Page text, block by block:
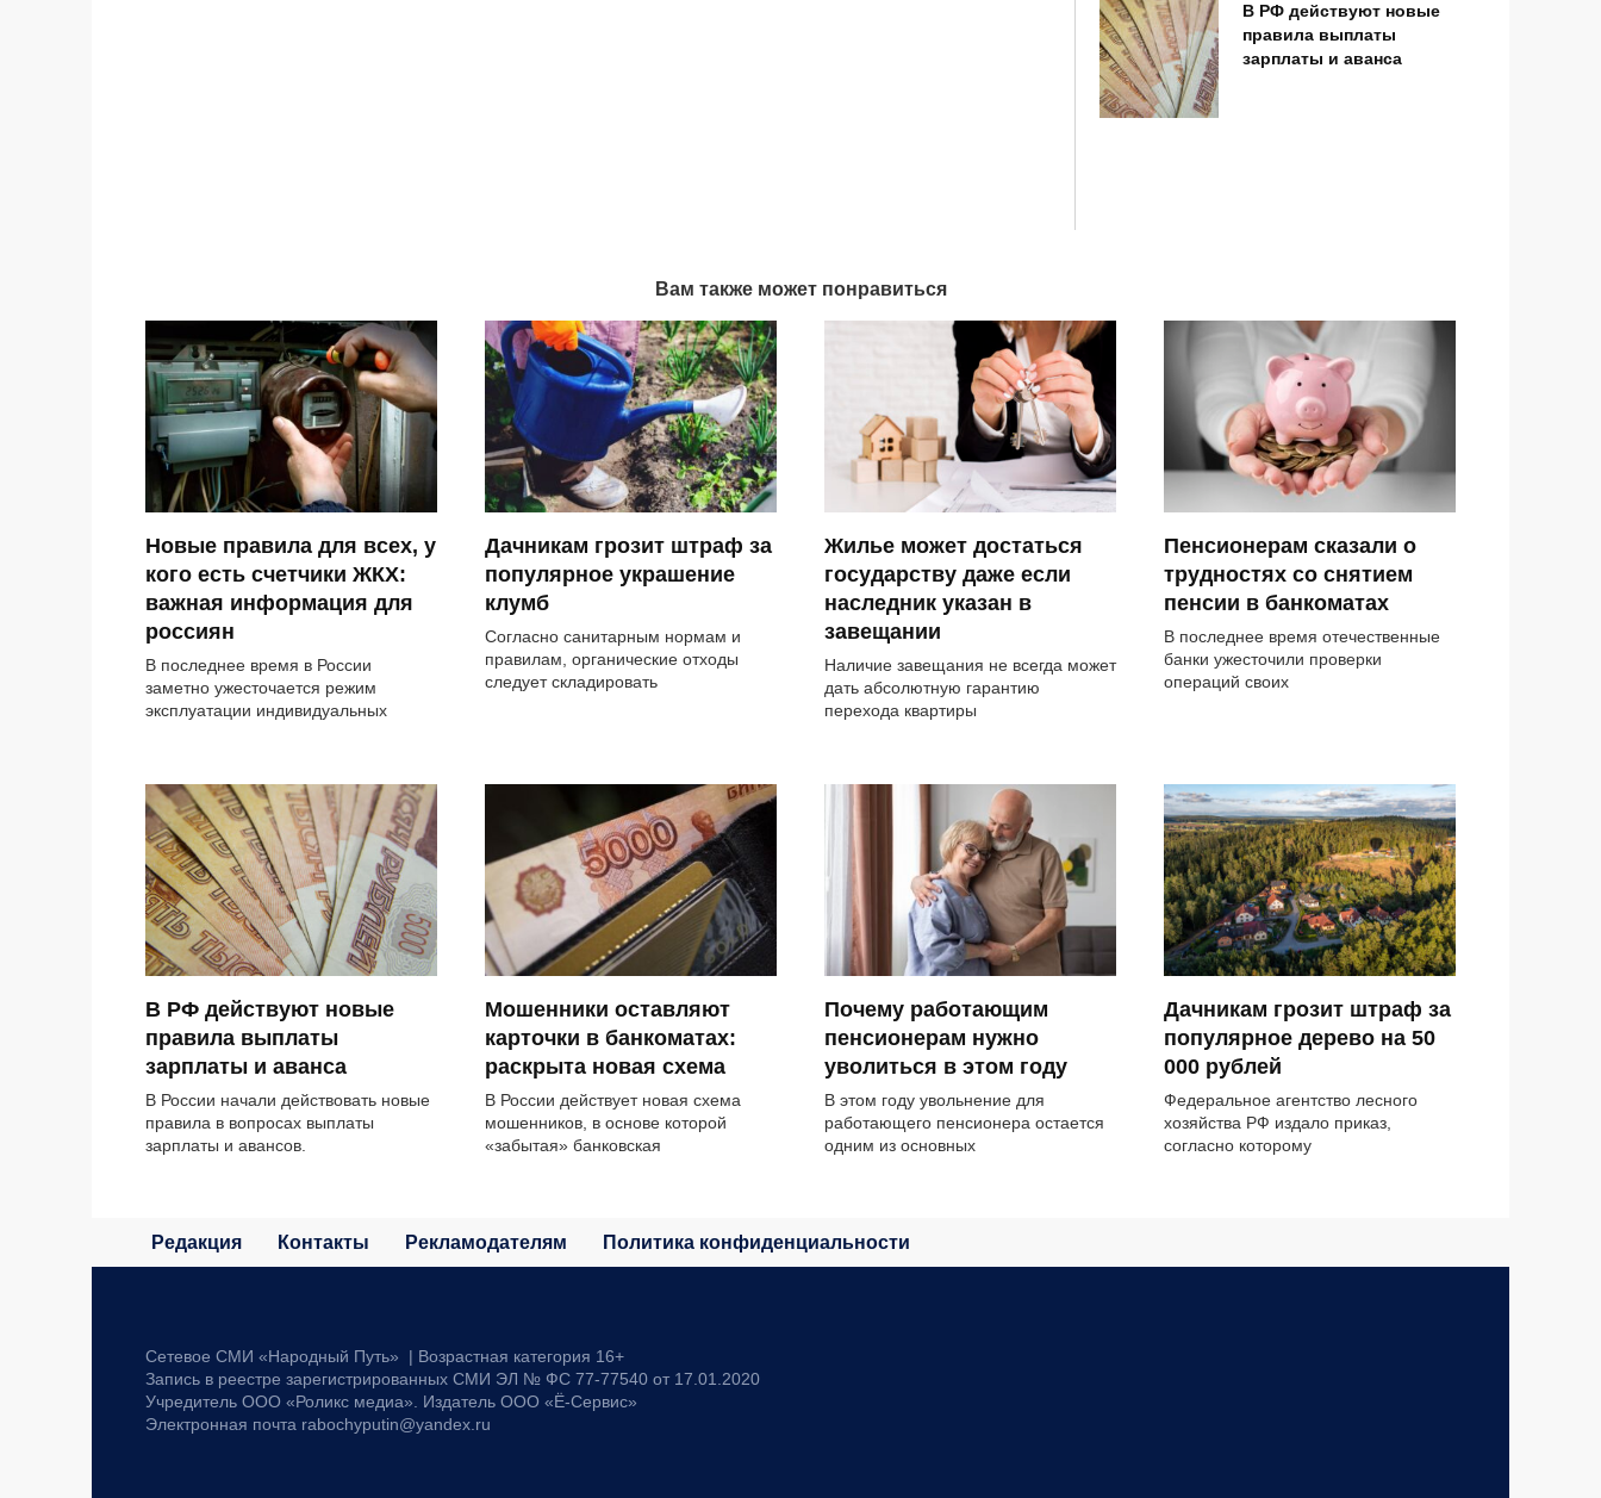
В РФ действуют новые
правила выплаты
зарплаты и аванса
Вам также может понравиться
Новые правила для всех, у
кого есть счетчики ЖКХ:
важная информация для
россиян
В последнее время в России
заметно ужесточается режим
эксплуатации индивидуальных
Дачникам грозит штраф за
популярное украшение
клумб
Согласно санитарным нормам и
правилам, органические отходы
следует складировать
Жилье может достаться
государству даже если
наследник указан в
завещании
Наличие завещания не всегда может
дать абсолютную гарантию
перехода квартиры
Пенсионерам сказали о
трудностях со снятием
пенсии в банкоматах
В последнее время отечественные
банки ужесточили проверки
операций своих
В РФ действуют новые
правила выплаты
зарплаты и аванса
В России начали действовать новые
правила в вопросах выплаты
зарплаты и авансов.
Мошенники оставляют
карточки в банкоматах:
раскрыта новая схема
В России действует новая схема
мошенников, в основе которой
«забытая» банковская
Почему работающим
пенсионерам нужно
уволиться в этом году
В этом году увольнение для
работающего пенсионера остается
одним из основных
Дачникам грозит штраф за
популярное дерево на 50
000 рублей
Федеральное агентство лесного
хозяйства РФ издало приказ,
согласно которому
Редакция Контакты Рекламодателям Политика конфиденциальности
Сетевое СМИ «Народный Путь» | Возрастная категория 16+
Запись в реестре зарегистрированных СМИ ЭЛ № ФС 77-77540 от 17.01.2020
Учредитель ООО «Роликс медиа». Издатель ООО «Ё-Сервис»
Электронная почта rabochyputin@yandex.ru